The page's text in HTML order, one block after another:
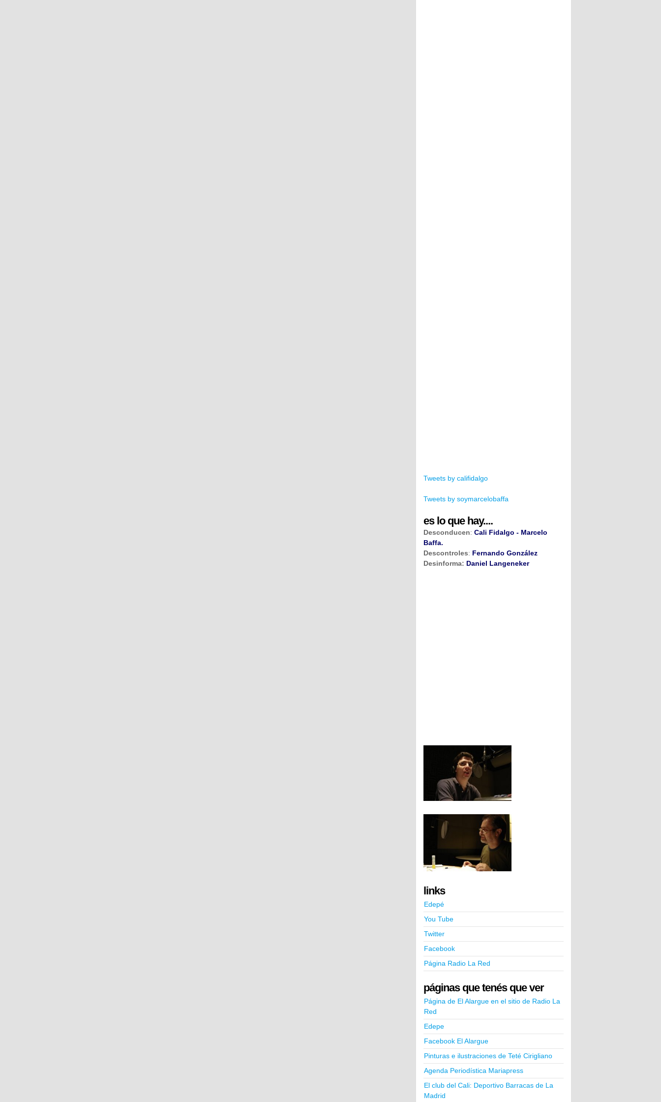
Tweets by califidalgo
Tweets by soymarcelobaffa
es lo que hay....
Desconducen: Cali Fidalgo - Marcelo
Baffa.
Descontroles: Fernando González
Desinforma: Daniel Langeneker
links
Edepé
You Tube
Twitter
Facebook
Página Radio La Red
páginas que tenés que ver
Página de El Alargue en el sitio de Radio La
Red
Edepe
Facebook El Alargue
Pinturas e ilustraciones de Teté Cirigliano
Agenda Periodística Mariapress
El club del Cali: Deportivo Barracas de La
Madrid